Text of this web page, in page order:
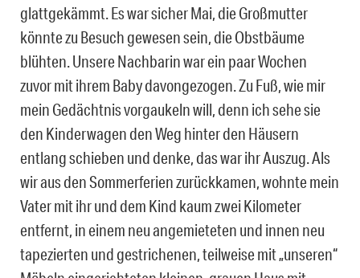
glattgekämmt. Es war sicher Mai, die Großmutter
könnte zu Besuch gewesen sein, die Obstbäume
blühten. Unsere Nachbarin war ein paar Wochen
zuvor mit ihrem Baby davongezogen. Zu Fuß, wie mir
mein Gedächtnis vorgaukeln will, denn ich sehe sie
den Kinderwagen den Weg hinter den Häusern
entlang schieben und denke, das war ihr Auszug. Als
wir aus den Sommerferien zurückkamen, wohnte mein
Vater mit ihr und dem Kind kaum zwei Kilometer
entfernt, in einem neu angemieteten und innen neu
tapezierten und gestrichenen, teilweise mit „unseren“